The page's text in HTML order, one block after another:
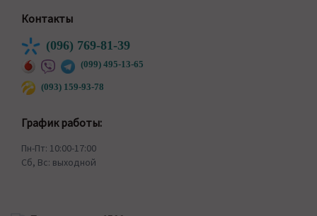
Контакты
(096) 769-81-39
(099) 495-13-65
(093) 159-93-78
График работы:
Пн-Пт: 10:00-17:00
Сб, Вс: выходной